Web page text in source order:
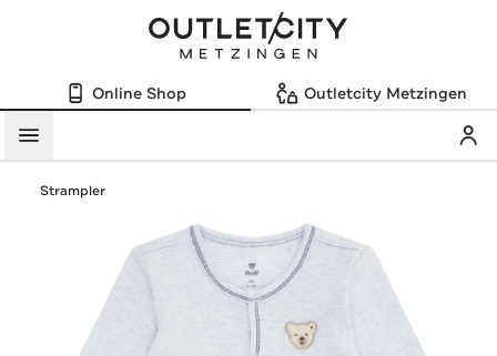
Online Shop Outletcity Metzingen
Menü
Strampler